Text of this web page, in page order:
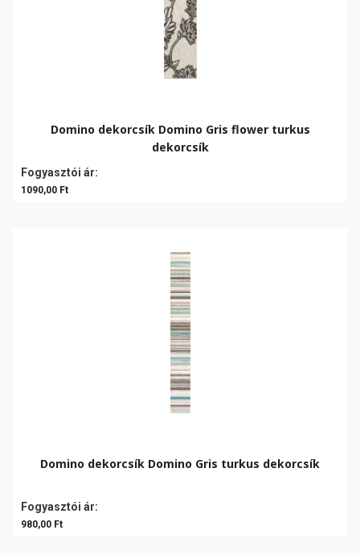
Domino dekorcsík Domino Gris flower turkus
dekorcsík
Fogyasztói ár:
1090,00 Ft
Domino dekorcsík Domino Gris turkus dekorcsík
Fogyasztói ár:
980,00 Ft